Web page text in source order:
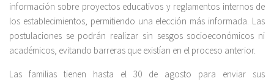
información sobre proyectos educativos y reglamentos internos de
los establecimientos, permitiendo una elección más informada. Las
postulaciones se podrán realizar sin sesgos socioeconómicos ni
académicos, evitando barreras que existían en el proceso anterior.
Las familias tienen hasta el 30 de agosto para enviar sus